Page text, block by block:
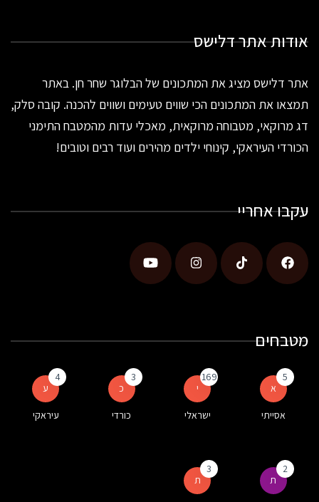
אודות אתר דלישס
אתר דלישס מציג את המתכונים של הבלוגר שחר חן. באתר
תמצאו את המתכונים הכי שווים טעימים ושווים להכנה. קובה סלק,
דג מרוקאי, מטבוחה מרוקאית, מאכלי עדות מהמטבח התימני
הכורדי העיראקי, קינוחי ילדים מהירים ועוד רבים וטובים!
עקבו אחריי
מטבחים
א
5
אסייתי
י
169
ישראלי
כ
3
כורדי
ע
4
עיראקי
ת
2
ת
3